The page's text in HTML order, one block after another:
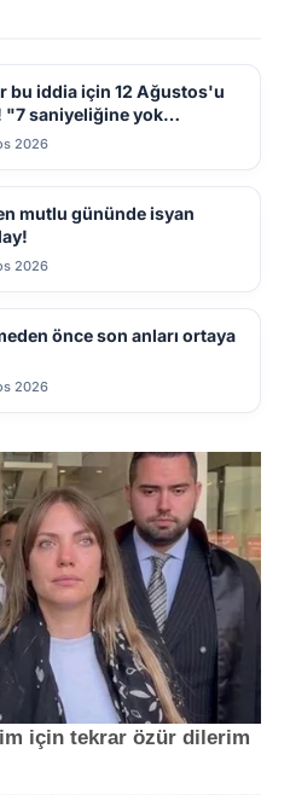
bu iddia için 12 Ağustos'u
"7 saniyeliğine yok
2026
mutlu gününde isyan
2026
önce son anları ortaya
2026